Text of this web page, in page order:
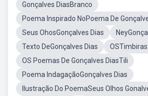
Gonçalves DiasBranco
Poema Inspirado NoPoema De
Seus OhosGonçalves Dias
Texto DeGonçalves Dias
OSTimbiras
OS Poemas De Gonçalves DiasTili
Poema IndagaçãoGonçalves Dias
Ilustração Do PoemaSeus Olhos